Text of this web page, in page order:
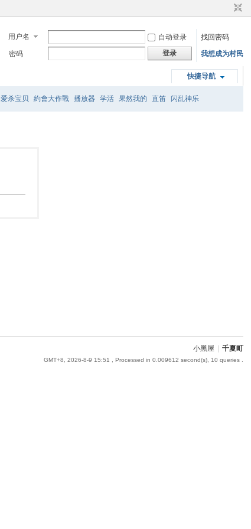
用户名 自动登录
找回密码
密码
登录 我想成为村民
快捷导航
爱杀宝贝 約會大作戰 播放器 学活 果然我的 直笛 闪乱神乐
小黑屋 千夏町
GMT+8, 2026-8-9 15:51 , Processed in 0.009612 second(s), 10 queries .